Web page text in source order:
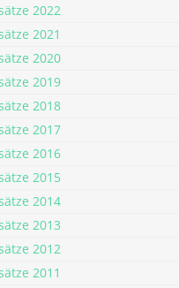
2022
2021
2020
2019
2018
2017
2016
2015
2014
2013
2012
2011